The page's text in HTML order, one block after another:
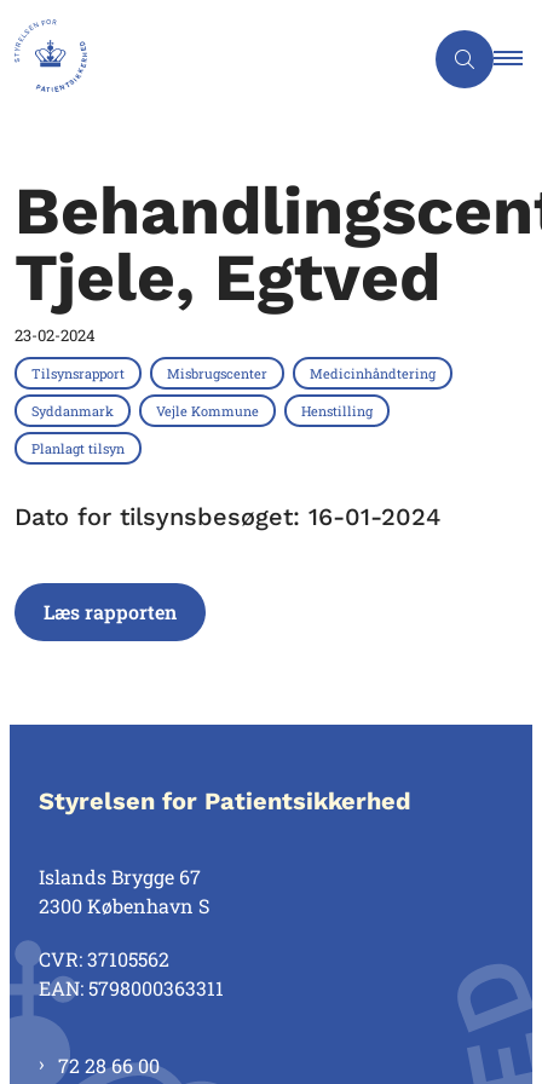
Tjele, Egtved
23-02-2024
Tilsynsrapport Misbrugscenter Medicinhåndtering
Syddanmark Vejle Kommune Henstilling
Planlagt tilsyn
Dato for tilsynsbesøget: 16-01-2024
Læs rapporten
Styrelsen for Patientsikkerhed
Islands Brygge 67
2300 København S
CVR: 37105562
EAN: 5798000363311
72 28 66 00